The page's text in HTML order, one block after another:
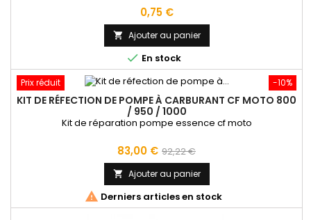
Prix
0,75 €
 Ajouter au panier
 En stock
-10%
Prix réduit
KIT DE RÉFECTION DE POMPE À CARBURANT CF MOTO 800
/ 950 / 1000
Kit de réparation pompe essence cf moto
Prix
83,00 € Prix
de
base
92,22 €
 Ajouter au panier
 Derniers articles en stock